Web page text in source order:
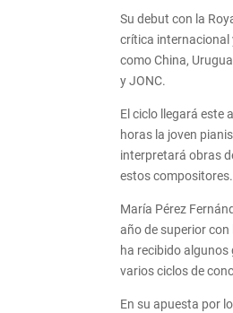
Su debut con la
crítica internacional
como China,
y JONC.
El ciclo llegará este
horas la joven
interpretará obras
estos compositores.
María Pérez
año de superior con
ha recibido algunos
varios ciclos de
En su apuesta por